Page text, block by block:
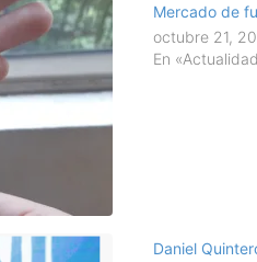
Mercado de
octubre 21,
En
Daniel